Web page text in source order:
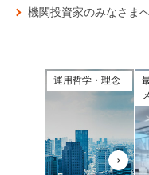
機関投資家のみなさま
運用哲学・理念